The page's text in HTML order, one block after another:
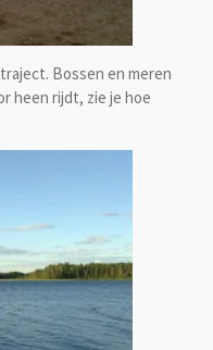
Bossen en meren
heen rijdt, zie je hoe